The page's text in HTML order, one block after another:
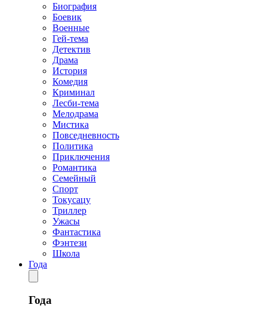
Биография
Боевик
Военные
Гей-тема
Детектив
Драма
История
Комедия
Криминал
Лесби-тема
Мелодрама
Мистика
Повседневность
Политика
Приключения
Романтика
Семейный
Спорт
Токусацу
Триллер
Ужасы
Фантастика
Фэнтези
Школа
Года
Года